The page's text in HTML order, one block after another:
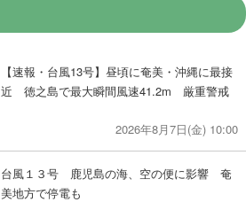
【速報・台風13号】昼頃に奄美・沖縄に最接
近 徳之島で最大瞬間風速41.2m 厳重警戒
2026年8月7日(金) 10:00
台風１３号 鹿児島の海、空の便に影響 奄
美地方で停電も